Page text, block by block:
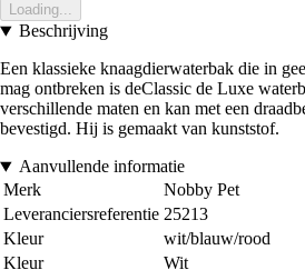
Loading...
Beschrijving
Een klassieke knaagdierwaterbak die in
mag ontbreken is deClassic de Luxe
verschillende maten en kan met een
bevestigd. Hij is gemaakt van kunststof.
Aanvullende informatie
Merk
Nobby Pet
Leveranciersreferentie 25213
Kleur
wit/blauw/rood
Kleur
Wit